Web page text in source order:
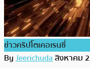
ข่าวคริปโตเคอเรนซี่
ByJeerichudaสิงหาคม